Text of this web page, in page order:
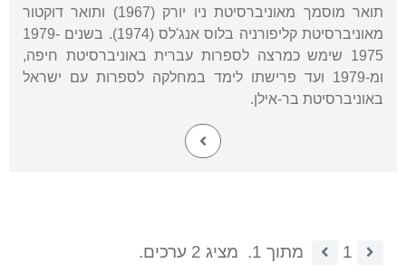
תואר מוסמך מאוניברסיטת ניו יורק (1967) ותואר דוקטור
מאוניברסיטת קליפורניה בלוס אנג'לס (1974). בשנים 1979-
1975 שימש כמרצה לספרות עברית באוניברסיטת חיפה,
ומ-1979 ועד פרישתו לימד במחלקה לספרות עם ישראל
באוניברסיטת בר-אילן.
1 מתוך 1. מציג 2 ערכים.